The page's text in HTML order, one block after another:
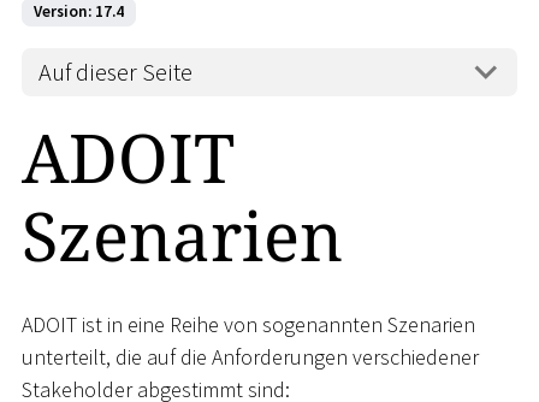
Version: 17.4
Auf dieser Seite
ADOIT
Szenarien
ADOIT ist in eine Reihe von sogenannten Szenarien
unterteilt, die auf die Anforderungen verschiedener
Stakeholder abgestimmt sind: